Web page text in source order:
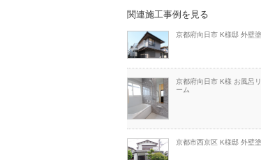
関連施工事例を見る
京都府向日市 K様邸 外壁
京都府向日市 K様 お風呂
ーム
京都市西京区 K様邸 外壁